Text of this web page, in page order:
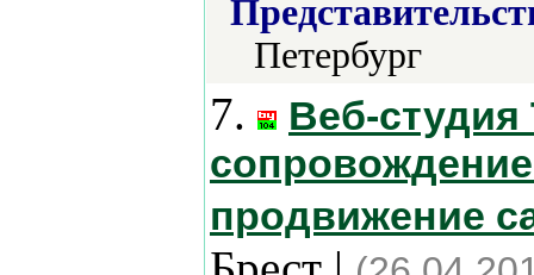
Петербург
7.
Веб-студия
продвижение